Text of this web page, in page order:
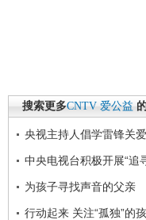
搜索更多CNTV 爱公益
央视主持人倡学雷锋关
中央电视台积极开展“追
为孩子寻找声音的父亲
行动起来 关注“孤独”的